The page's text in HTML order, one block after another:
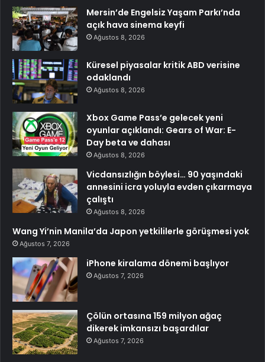
Mersin’de Engelsiz Yaşam Parkı’nda
açık hava sinema keyfi
Ağustos 8, 2026
Küresel piyasalar kritik ABD verisine
odaklandı
Ağustos 8, 2026
Xbox Game Pass’e gelecek yeni
oyunlar açıklandı: Gears of War: E-
Day beta ve dahası
Ağustos 8, 2026
Vicdansızlığın böylesi… 90 yaşındaki
annesini icra yoluyla evden çıkarmaya
çalıştı
Ağustos 8, 2026
Wang Yi’nin Manila’da Japon yetkililerle görüşmesi yok
Ağustos 7, 2026
iPhone kiralama dönemi başlıyor
Ağustos 7, 2026
Çölün ortasına 159 milyon ağaç
dikerek imkansızı başardılar
Ağustos 7, 2026